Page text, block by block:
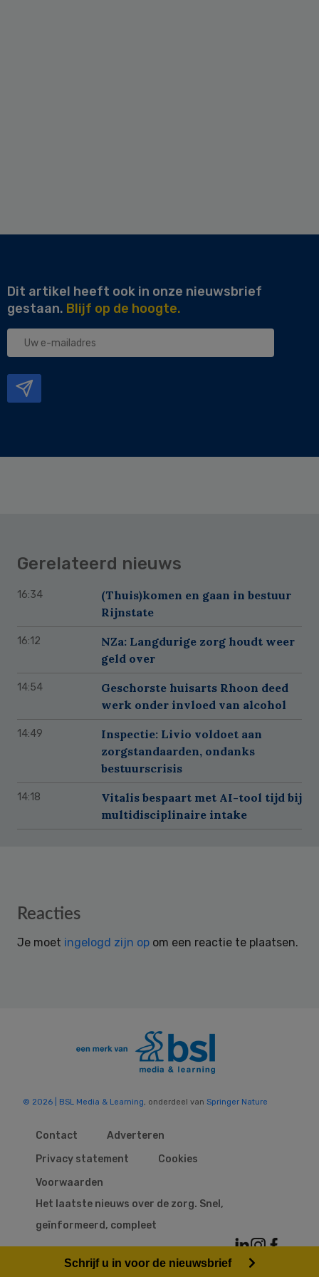
Dit artikel heeft ook in onze nieuwsbrief
gestaan. Blijf op de hoogte.
Uw
Gerelateerd nieuws
16:34
(Thuis)komen en gaan in bestuur
Rijnstate
16:12
NZa: Langdurige zorg houdt weer
geld over
14:54
Geschorste huisarts Rhoon deed
werk onder invloed van alcohol
14:49
Inspectie: Livio voldoet aan
zorgstandaarden, ondanks
bestuurscrisis
14:18
Vitalis bespaart met AI-tool tijd bij
multidisciplinaire intake
Reader
Reacties
Je moet ingelogd zijn op om een reactie te plaatsen.
© 2026 | BSL Media & Learning, onderdeel van Springer Nature
Contact
Adverteren
Privacy statement
Cookies
Voorwaarden
Het laatste nieuws over de zorg. Snel,
geïnformeerd, compleet
Schrijf u in voor de nieuwsbrief